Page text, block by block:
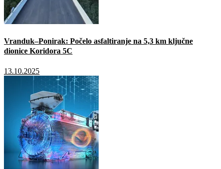
Vranduk–Ponirak: Počelo asfaltiranje na 5,3 km ključne
dionice Koridora 5C
13.10.2025